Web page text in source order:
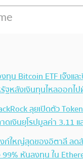
ทุน Bitcoin ETF เจ๊งแล
ฐหลังเงินทุนไหลออกไ
ลุยเปิดตัว
ดเงินยุโรปมูลค่า 3.11
ก์ใหญ่สุดของอิตาลี ลด
99% หันลงทุน ใน